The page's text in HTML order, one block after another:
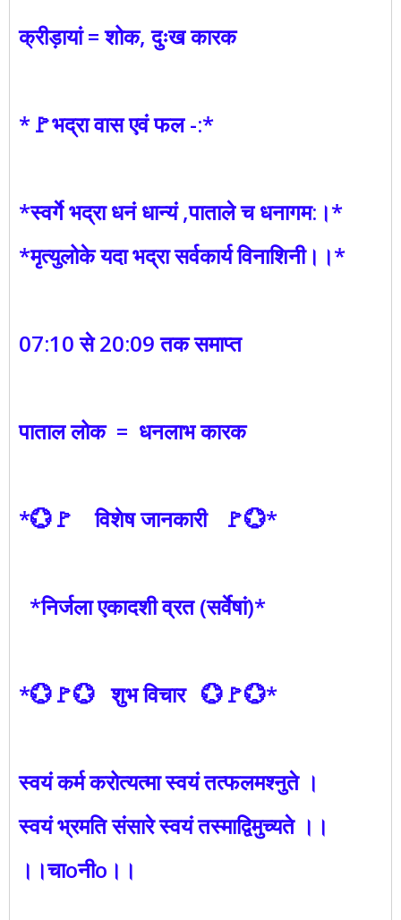
क्रीड़ायां = शोक, दुःख कारक
*🚩भद्रा वास एवं फल -:*
*स्वर्गे भद्रा धनं धान्यं ,पाताले च धनागम:।*
*मृत्युलोके यदा भद्रा सर्वकार्य विनाशिनी।।*
07:10 से 20:09 तक समाप्त
पाताल लोक = धनलाभ कारक
*💮🚩 विशेष जानकारी 🚩💮*
*निर्जला एकादशी व्रत (सर्वेषां)*
*💮🚩💮 शुभ विचार 💮🚩💮*
स्वयं कर्म करोत्यत्मा स्वयं तत्फलमश्नुते ।
स्वयं भ्रमति संसारे स्वयं तस्माद्विमुच्यते ।।
।।चाoनीo।।